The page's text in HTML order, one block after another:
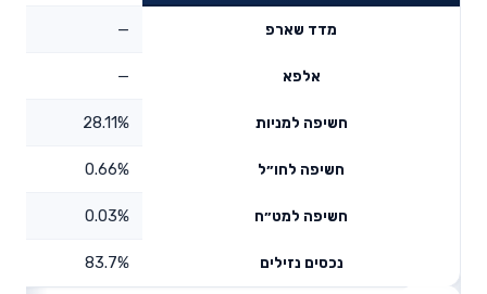
מדד שארפ —
אלפא —
חשיפה למניות 28.11%
חשיפה לחו״ל 0.66%
חשיפה למט״ח 0.03%
נכסים נזילים 83.7%